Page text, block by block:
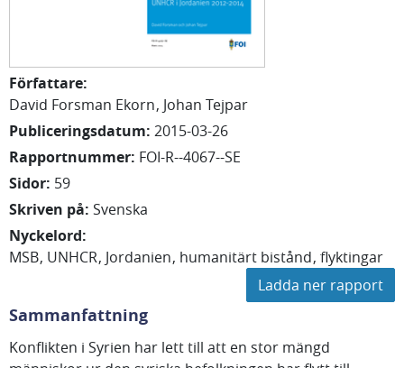
Författare:
David Forsman Ekorn Johan Tejpar
Publiceringsdatum: 2015-03-26
Rapportnummer: FOI-R--4067--SE
Sidor: 59
Skriven på: Svenska
Nyckelord:
MSB UNHCR Jordanien humanitärt bistånd flyktingar
Ladda ner rapport
Sammanfattning
Konflikten i Syrien har lett till att en stor mängd